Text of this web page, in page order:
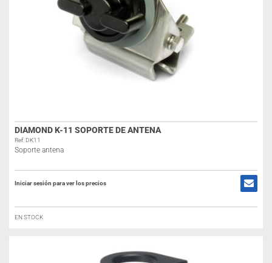
DIAMOND K-11 SOPORTE DE ANTENA
Ref: DK11
Soporte antena
Iniciar sesión para ver los precios
EN STOCK